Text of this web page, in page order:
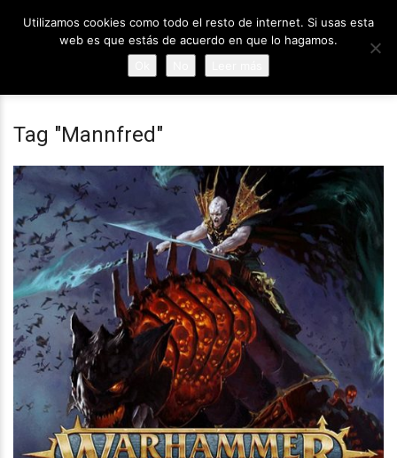
Tag "Mannfred"
Utilizamos cookies como todo el resto de internet. Si usas esta
web es que estás de acuerdo en que lo hagamos.